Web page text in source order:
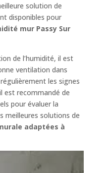
solution de
disponibles pour
mur Passy Sur
de l’humidité, il est
ventilation dans
les signes
est recommandé de
pour évaluer la
meilleures solutions de
adaptées à